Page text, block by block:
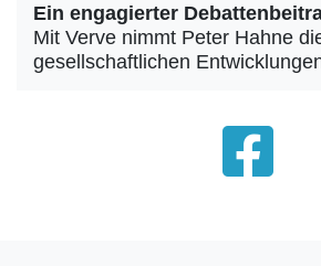
Ein engagierter
Mit Verve nimmt Peter Hahne
gesellschaftlichen